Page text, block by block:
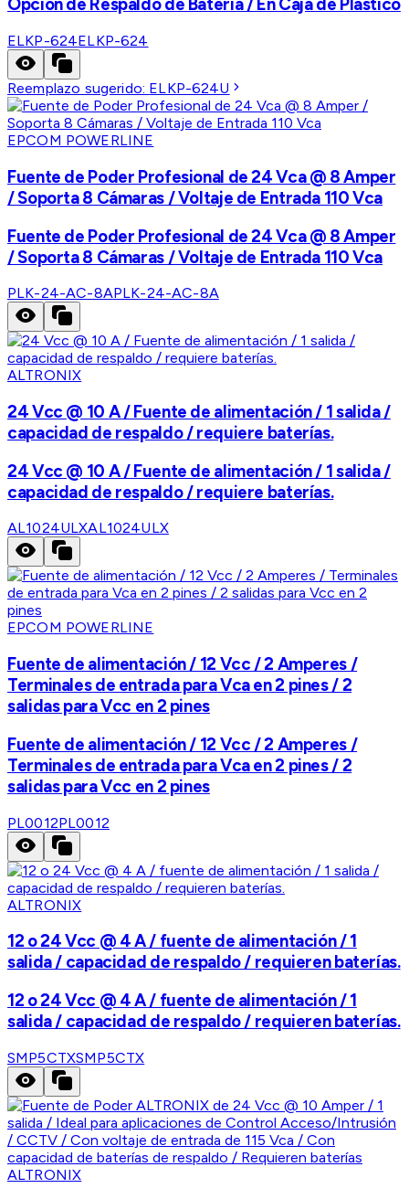
Opción de Respaldo de Batería / En Caja de Plástico
ELKP-624ELKP-624
Reemplazo sugerido: ELKP-624U
EPCOM POWERLINE
Fuente de Poder Profesional de 24 Vca @ 8 Amper
/ Soporta 8 Cámaras / Voltaje de Entrada 110 Vca
Fuente de Poder Profesional de 24 Vca @ 8 Amper
/ Soporta 8 Cámaras / Voltaje de Entrada 110 Vca
PLK-24-AC-8APLK-24-AC-8A
ALTRONIX
24 Vcc @ 10 A / Fuente de alimentación / 1 salida /
capacidad de respaldo / requiere baterías.
24 Vcc @ 10 A / Fuente de alimentación / 1 salida /
capacidad de respaldo / requiere baterías.
AL1024ULXAL1024ULX
EPCOM POWERLINE
Fuente de alimentación / 12 Vcc / 2 Amperes /
Terminales de entrada para Vca en 2 pines / 2
salidas para Vcc en 2 pines
Fuente de alimentación / 12 Vcc / 2 Amperes /
Terminales de entrada para Vca en 2 pines / 2
salidas para Vcc en 2 pines
PL0012PL0012
ALTRONIX
12 o 24 Vcc @ 4 A / fuente de alimentación / 1
salida / capacidad de respaldo / requieren baterías.
12 o 24 Vcc @ 4 A / fuente de alimentación / 1
salida / capacidad de respaldo / requieren baterías.
SMP5CTXSMP5CTX
ALTRONIX